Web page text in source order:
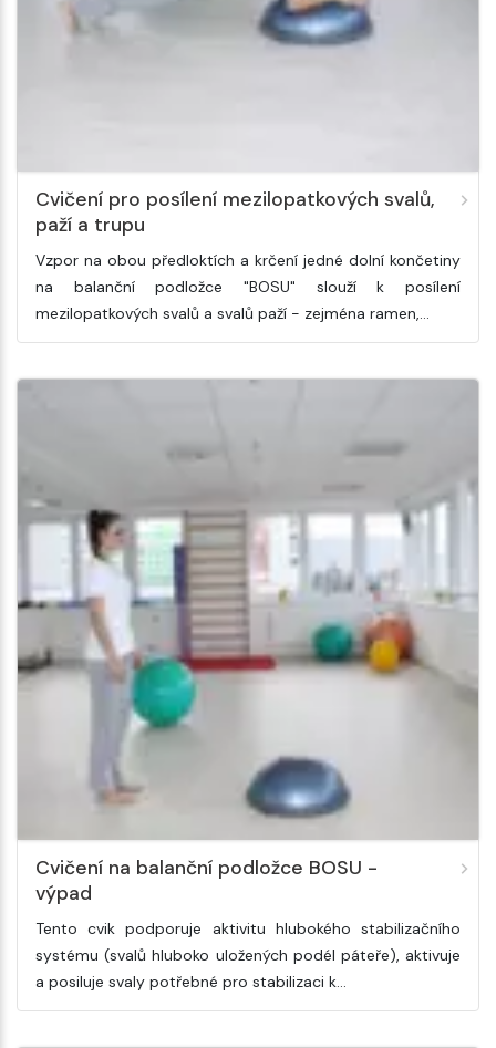
Cvičení pro posílení mezilopatkových svalů,
paží a trupu
Vzpor na obou předloktích a krčení jedné dolní končetiny
na balanční podložce "BOSU" slouží k posílení
mezilopatkových svalů a svalů paží - zejména ramen,…
Cvičení na balanční podložce BOSU -
výpad
Tento cvik podporuje aktivitu hlubokého stabilizačního
systému (svalů hluboko uložených podél páteře), aktivuje
a posiluje svaly potřebné pro stabilizaci k…